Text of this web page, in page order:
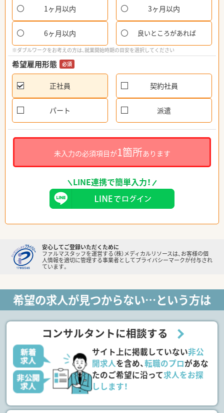
1ヶ月以内 3ヶ月以内
6ヶ月以内 良いところがあれば
※ダブルワークをお考えの方は、就業開始時期の目安を選択してください
希望雇用形態 必須
正社員 契約社員
パート 派遣
未入力の必須項目が1箇所あります
LINE連携で簡単入力！
安心してご登録いただくために
ファルマスタッフを運営する（株）メディカルリソースは、お客様の個
人情報を適切に管理する事業者としてプライバシーマークが付与され
ています。
希望の求人が見つからない…という方は
コンサルタントに相談する
サイト上に掲載していない非公
開求人を含め、転職のプロがあな
たのご希望に沿って求人をお探
しします！